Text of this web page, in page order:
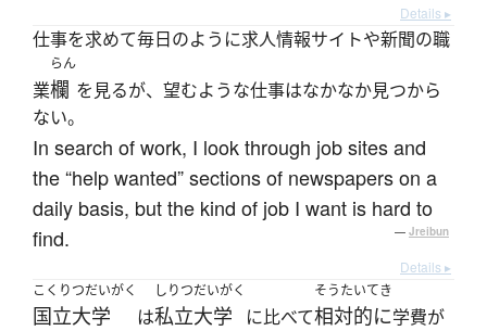
Details ▸
仕事を求めて毎日のように求人情報サイトや新聞の職
業
らん
欄 を見るが、望むような仕事はなかなか見つから
ない。
In search of work, I look through job sites and
the “help wanted” sections of newspapers on a
daily basis, but the kind of job I want is hard to
find.
— Jreibun
Details ▸
こくりつだいがく
国立大学 は
しりつだいがく
私立大学 に比べて
そうたいてき
相対的に学費が